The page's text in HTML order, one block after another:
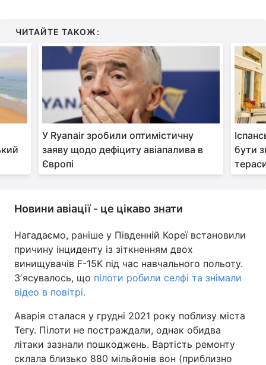
ЧИТАЙТЕ ТАКОЖ:
У Ryanair зробили оптимістичну
заяву щодо дефіциту авіапалива в
Європі
бути
Новини авіації - це цікаво знати
Нагадаємо, раніше у Південній Кореї встановили
причину інциденту із зіткненням двох
винищувачів F-15K під час навчального польоту.
Зʼясувалось, що пілоти робили селфі та знімали
відео в повітрі.
Аварія сталася у грудні 2021 року поблизу міста
Тегу. Пілоти не постраждали, однак обидва
літаки зазнали пошкоджень. Вартість ремонту
склала близько 880 мільйонів вон (приблизно